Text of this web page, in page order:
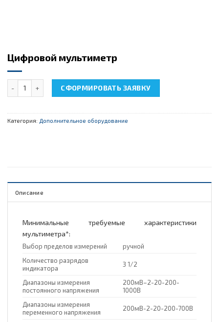
Цифровой мультиметр
Количество товара Цифровой мультиметр
СФОРМИРОВАТЬ ЗАЯВКУ
Категория: Дополнительное оборудование
Описание
Минимальные требуемые характеристики
мультиметра*:
Выбор пределов измерений
ручной
Количество разрядов
индикатора
3 1/2
Диапазоны измерения
постоянного напряжения
200мВ–2-20-200-
1000В
Диапазоны измерения
переменного напряжения
200мВ-2-20-200-700В